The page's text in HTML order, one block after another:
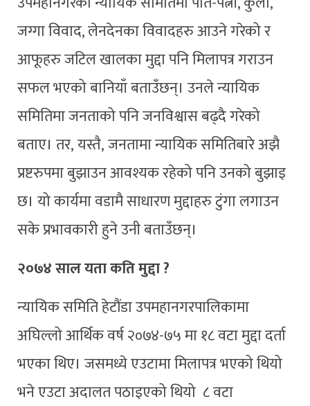
जग्गा विवाद, लेनदेनका विवादहरु आउने गरेको र
आफूहरु जटिल खालका मुद्दा पनि मिलापत्र गराउन
सफल भएको बानियाँ बताउँछन्। उनले न्यायिक
समितिमा जनताको पनि जनविश्वास बढ्दै गरेको
बताए। तर, यस्तै, जनतामा न्यायिक समितिबारे अझै
प्रष्टरुपमा बुझाउन आवश्यक रहेको पनि उनको बुझाइ
छ। यो कार्यमा वडामै साधारण मुद्दाहरु टुंगा लगाउन
सके प्रभावकारी हुने उनी बताउँछन्।
२०७४ साल यता कति मुद्दा ?
न्यायिक समिति हेटौंडा उपमहानगरपालिकामा
अघिल्लो आर्थिक वर्ष २०७४-७५ मा १८ वटा मुद्दा दर्ता
भएका थिए। जसमध्ये एउटामा मिलापत्र भएको थियो
भने एउटा अदालत पठाइएको थियो ८ वटा